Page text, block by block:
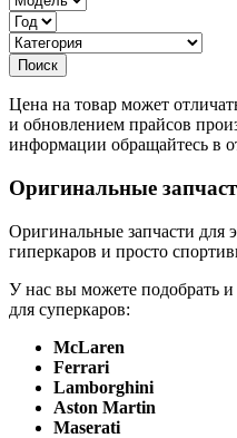
Цена на товар может
и обновлением прайсов
информации обращайтесь в
Оригинальные
Оригинальные запчасти для
гиперкаров и просто
У нас вы можете подобрать и
для суперкаров:
McLaren
Ferrari
Lamborghini
Aston Martin
Maserati